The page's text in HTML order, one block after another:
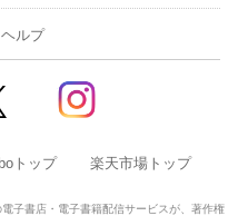
ルプ
トップ 楽天市場トップ
子書店・電子書籍配信サービスが、著作権